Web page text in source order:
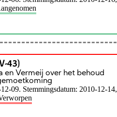
43)
en Vermeij over het behoud
09. Stemmingsdatum: 2010-12-14,